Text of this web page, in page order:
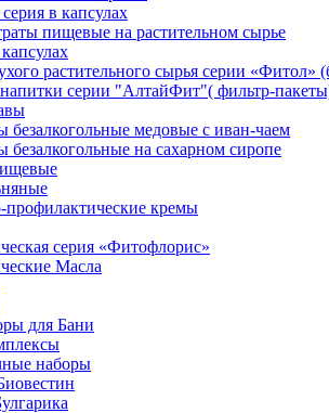
в капсулах
пищевые на растительном сырье
растительного сырья серии «Фитол»
серии "АлтайФит"( фильтр-
безалкогольные медовые с иван-чаем
безалкогольные на сахарном сиропе
профилактические кремы
серия «Фитофлорис»
Масла
для Бани
наборы